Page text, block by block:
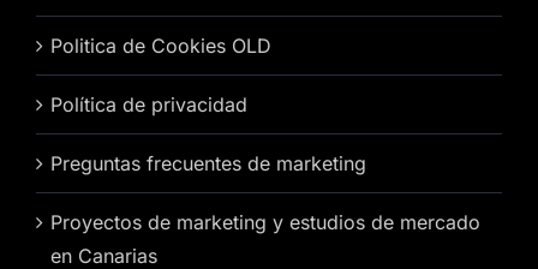
Politica de Cookies OLD
Política de privacidad
Preguntas frecuentes de marketing
Proyectos de marketing y estudios de mercado
en Canarias